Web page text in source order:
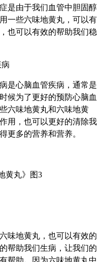
是由于我们血管中胆固醇
一些六味地黄丸，可以有
也可以有效的帮助我们稳
是心脑血管疾病，通常是
候为了更好的预防心脑血
六味地黄丸和六味地黄
用，也可以更好的清除我
更多的营养和营养。
味地黄丸，也可以有效的
帮助我们生病，让我们的
帮助。因为六味地黄丸中